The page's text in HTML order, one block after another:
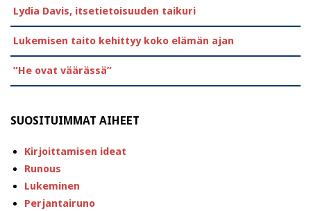
Lydia Davis, itsetietoisuuden taikuri
Lukemisen taito kehittyy koko elämän ajan
”He ovat väärässä”
SUOSITUIMMAT AIHEET
Kirjoittamisen ideat
Runous
Lukeminen
Perjantairuno